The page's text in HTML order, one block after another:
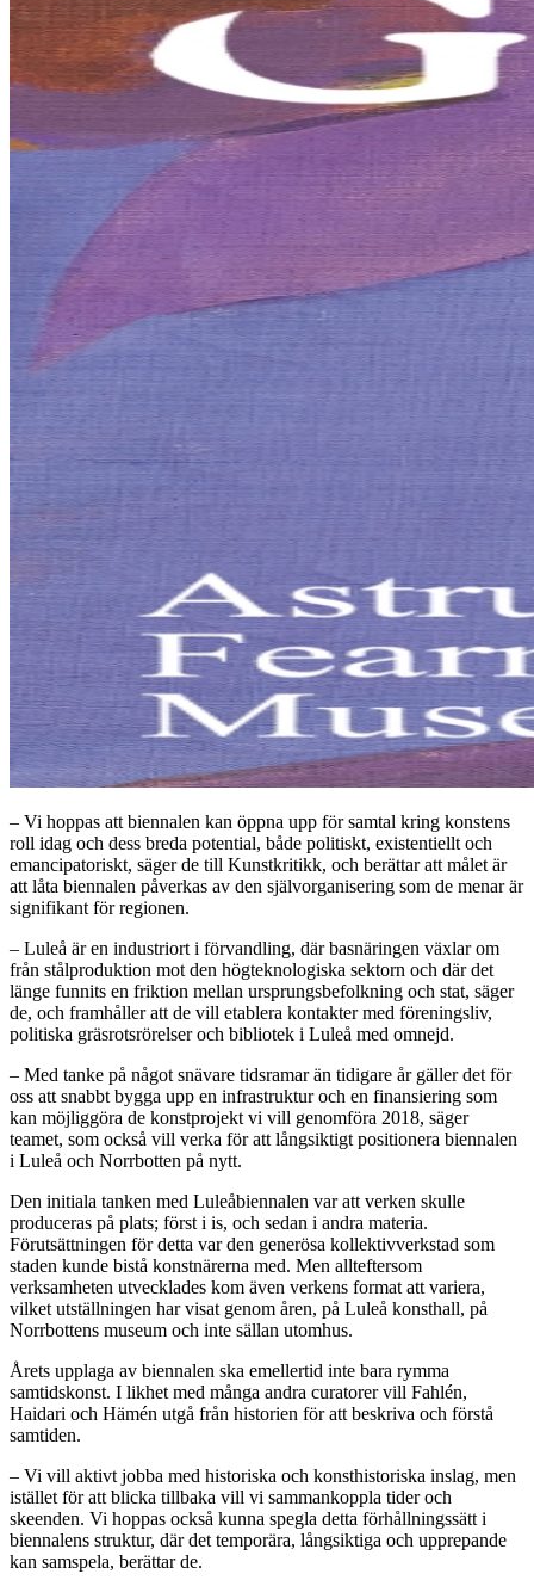
– Vi hoppas att biennalen kan öppna upp för samtal kring konstens
roll idag och dess breda potential, både politiskt, existentiellt och
emancipatoriskt, säger de till Kunstkritikk, och berättar att målet är
att låta biennalen påverkas av den självorganisering som de menar är
signifikant för regionen.
– Luleå är en industriort i förvandling, där basnäringen växlar om
från stålproduktion mot den högteknologiska sektorn och där det
länge funnits en friktion mellan ursprungsbefolkning och stat, säger
de, och framhåller att de vill etablera kontakter med föreningsliv,
politiska gräsrotsrörelser och bibliotek i Luleå med omnejd.
– Med tanke på något snävare tidsramar än tidigare år gäller det för
oss att snabbt bygga upp en infrastruktur och en finansiering som
kan möjliggöra de konstprojekt vi vill genomföra 2018, säger
teamet, som också vill verka för att långsiktigt positionera biennalen
i Luleå och Norrbotten på nytt.
Den initiala tanken med Luleåbiennalen var att verken skulle
produceras på plats; först i is, och sedan i andra materia.
Förutsättningen för detta var den generösa kollektivverkstad som
staden kunde bistå konstnärerna med. Men allteftersom
verksamheten utvecklades kom även verkens format att variera,
vilket utställningen har visat genom åren, på Luleå konsthall, på
Norrbottens museum och inte sällan utomhus.
Årets upplaga av biennalen ska emellertid inte bara rymma
samtidskonst. I likhet med många andra curatorer vill Fahlén,
Haidari och Hämén utgå från historien för att beskriva och förstå
samtiden.
– Vi vill aktivt jobba med historiska och konsthistoriska inslag, men
istället för att blicka tillbaka vill vi sammankoppla tider och
skeenden. Vi hoppas också kunna spegla detta förhållningssätt i
biennalens struktur, där det temporära, långsiktiga och upprepande
kan samspela, berättar de.